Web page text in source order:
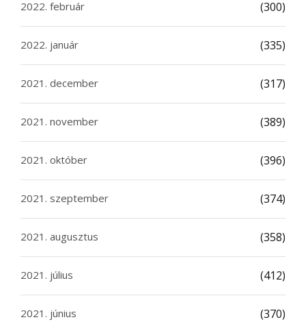
2022. február (300)
2022. január (335)
2021. december (317)
2021. november (389)
2021. október (396)
2021. szeptember (374)
2021. augusztus (358)
2021. július (412)
2021. június (370)